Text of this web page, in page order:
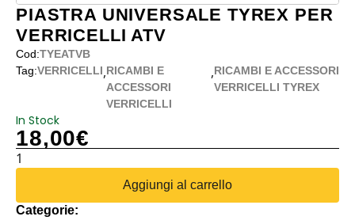
PIASTRA UNIVERSALE TYREX PER
VERRICELLI ATV
Cod:TYEATVB
Tag:VERRICELLI,RICAMBI E
ACCESSORI
VERRICELLI
,RICAMBI E ACCESSORI
VERRICELLI TYREX
In Stock
18,00€
PIASTRA
PER
Aggiungi al carrello
Categorie: